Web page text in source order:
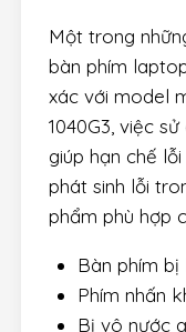
Một trong
bàn phím
xác với model
1040G3, việc
giúp hạn chế
phát sinh lỗi
phẩm phù hợp
Bàn phím
Phím nhấn
Bị vô nước